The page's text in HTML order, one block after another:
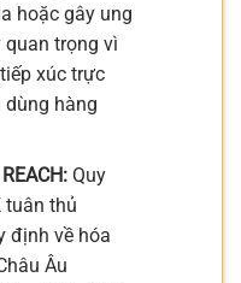
hoặc gây ung
trọng vì
xúc trực
hàng
Quy
tuân thủ
định về hóa
Âu